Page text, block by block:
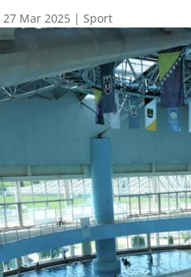
27 Mar 2025 | Sport